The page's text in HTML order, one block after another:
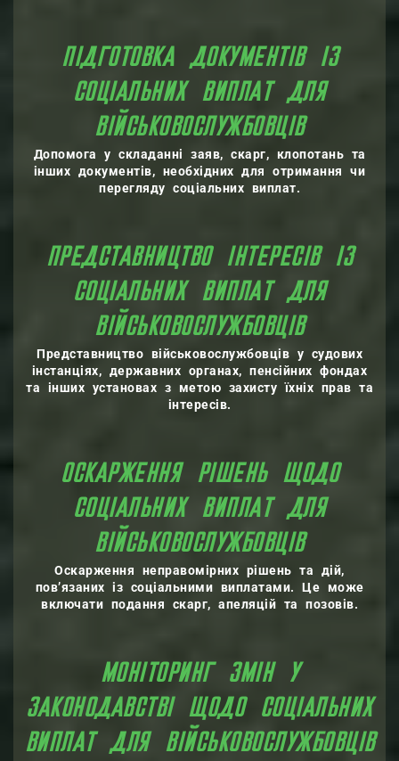
ПІДГОТОВКА ДОКУМЕНТІВ ІЗ
СОЦІАЛЬНИХ ВИПЛАТ ДЛЯ
ВІЙСЬКОВОСЛУЖБОВЦІВ
Допомога у складанні заяв, скарг, клопотань та
інших документів, необхідних для отримання чи
перегляду соціальних виплат.
ПРЕДСТАВНИЦТВО ІНТЕРЕСІВ ІЗ
СОЦІАЛЬНИХ ВИПЛАТ ДЛЯ
ВІЙСЬКОВОСЛУЖБОВЦІВ
Представництво військовослужбовців у судових
інстанціях, державних органах, пенсійних фондах
та інших установах з метою захисту їхніх прав та
інтересів.
ОСКАРЖЕННЯ РІШЕНЬ ЩОДО
СОЦІАЛЬНИХ ВИПЛАТ ДЛЯ
ВІЙСЬКОВОСЛУЖБОВЦІВ
Оскарження неправомірних рішень та дій,
пов’язаних із соціальними виплатами. Це може
включати подання скарг, апеляцій та позовів.
МОНІТОРИНГ ЗМІН У
ЗАКОНОДАВСТВІ ЩОДО СОЦІАЛЬНИХ
ВИПЛАТ ДЛЯ ВІЙСЬКОВОСЛУЖБОВЦІВ